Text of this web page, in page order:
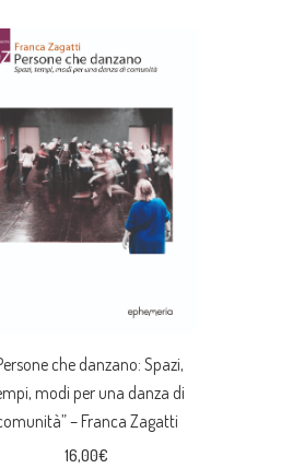
che danzano: Spazi,
modi per una danza di
– Franca Zagatti
16,00€